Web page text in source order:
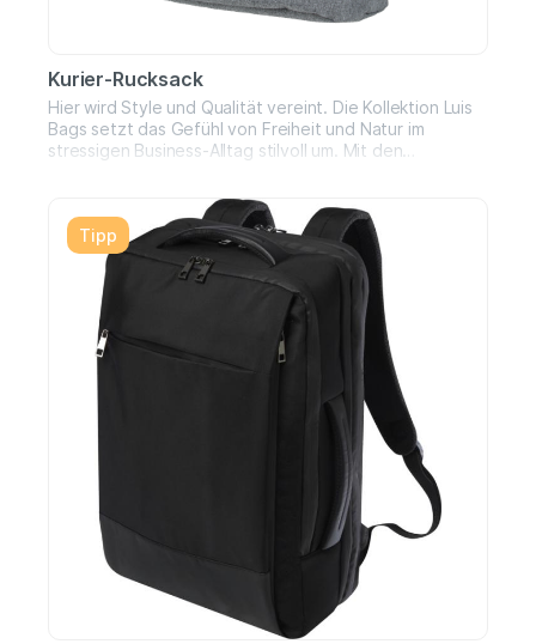
Kurier-Rucksack
Hier wird Style und Qualität vereint. Die Kollektion Luis
Bags setzt das Gefühl von Freiheit und Natur im
stressigen Business-Alltag stilvoll um. Mit den
vervollständigen Sie Ihren perfekten Street-Style.
Tipp